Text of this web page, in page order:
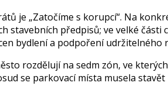
je „Zatočíme s korupcí“. Na
stavebních předpisů; ve velké
bydlení a podpoření
rozdělují na sedm zón, ve
se parkovací místa musela